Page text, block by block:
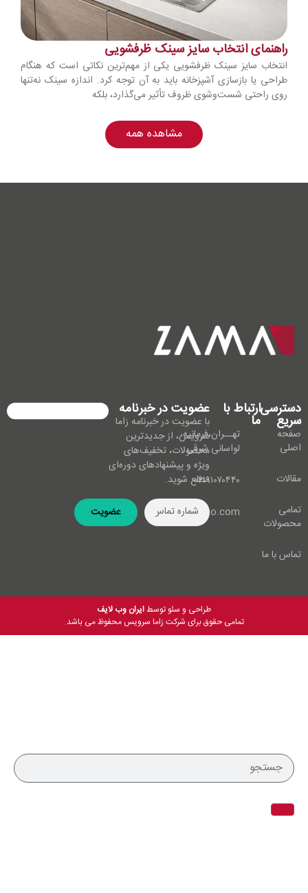
راهنمای انتخاب سایز سینک ظرفشویی
انتخاب سایز سینک ظرفشویی یکی از مهم‌ترین نکاتی است که هنگام
طراحی یا بازسازی آشپزخانه باید به آن توجه کرد. اندازه سینک نه‌تنها
روی راحتی شست‌وشوی ظروف تأثیر می‌گذارد، بلکه
مشاهده همه
دسترسی
سریع
صفحه
اصلی
مقالات
تمامی
محصولات
تماس با ما
ارتباط با
ما
تهــران،فرمانیه،
لواسانی شرقی
۰۲۱۹۱۰۷۰۴۴۰
info@zamaco.com
عضویت در خبرنامه
با عضویت در خبرنامه زاما
سرویس، از جدیدترین
محصولات، تخفیف‌های
ویژه و پیشنهادهای دوره‌ای
مطلع شوید.
عضویت
طراحی و سئو توسطایران وب لایف
تمامی حقوق برای شرکت زاما سرویس محفوظ می باشد.